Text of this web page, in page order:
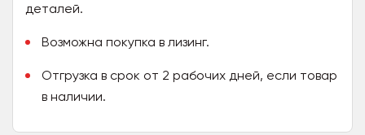
деталей.
Возможна покупка в лизинг.
Отгрузка в срок от 2 рабочих дней, если товар
в наличии.